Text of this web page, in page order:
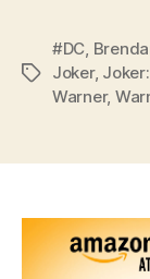
Tags
#DC,
Joker,
Warner,